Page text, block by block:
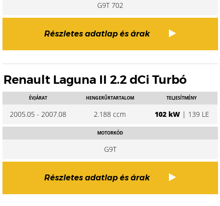
G9T 702
Részletes adatlap és árak
Renault Laguna II 2.2 dCi Turbó
ÉVJÁRAT
2005.05 - 2007.08
HENGERŰRTARTALOM
2.188 ccm
TELJESÍTMÉNY
102 kW| 139 LE
MOTORKÓD
G9T
Részletes adatlap és árak